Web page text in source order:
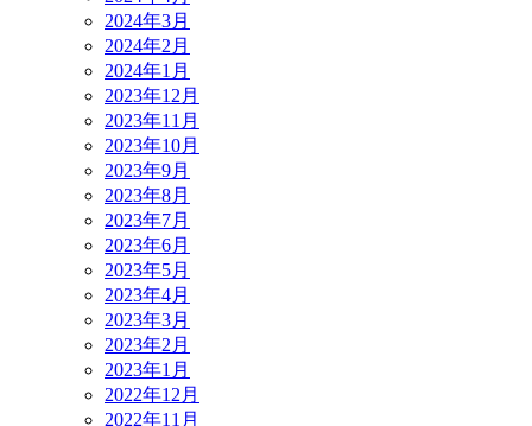
2024年3月
2024年2月
2024年1月
2023年12月
2023年11月
2023年10月
2023年9月
2023年8月
2023年7月
2023年6月
2023年5月
2023年4月
2023年3月
2023年2月
2023年1月
2022年12月
2022年11月